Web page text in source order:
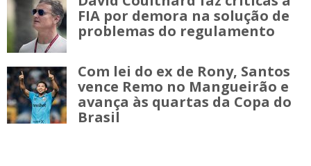
FIA por demora na solução de
problemas do regulamento
Com lei do ex de Rony, Santos
vence Remo no Mangueirão e
avança às quartas da Copa do
Brasil